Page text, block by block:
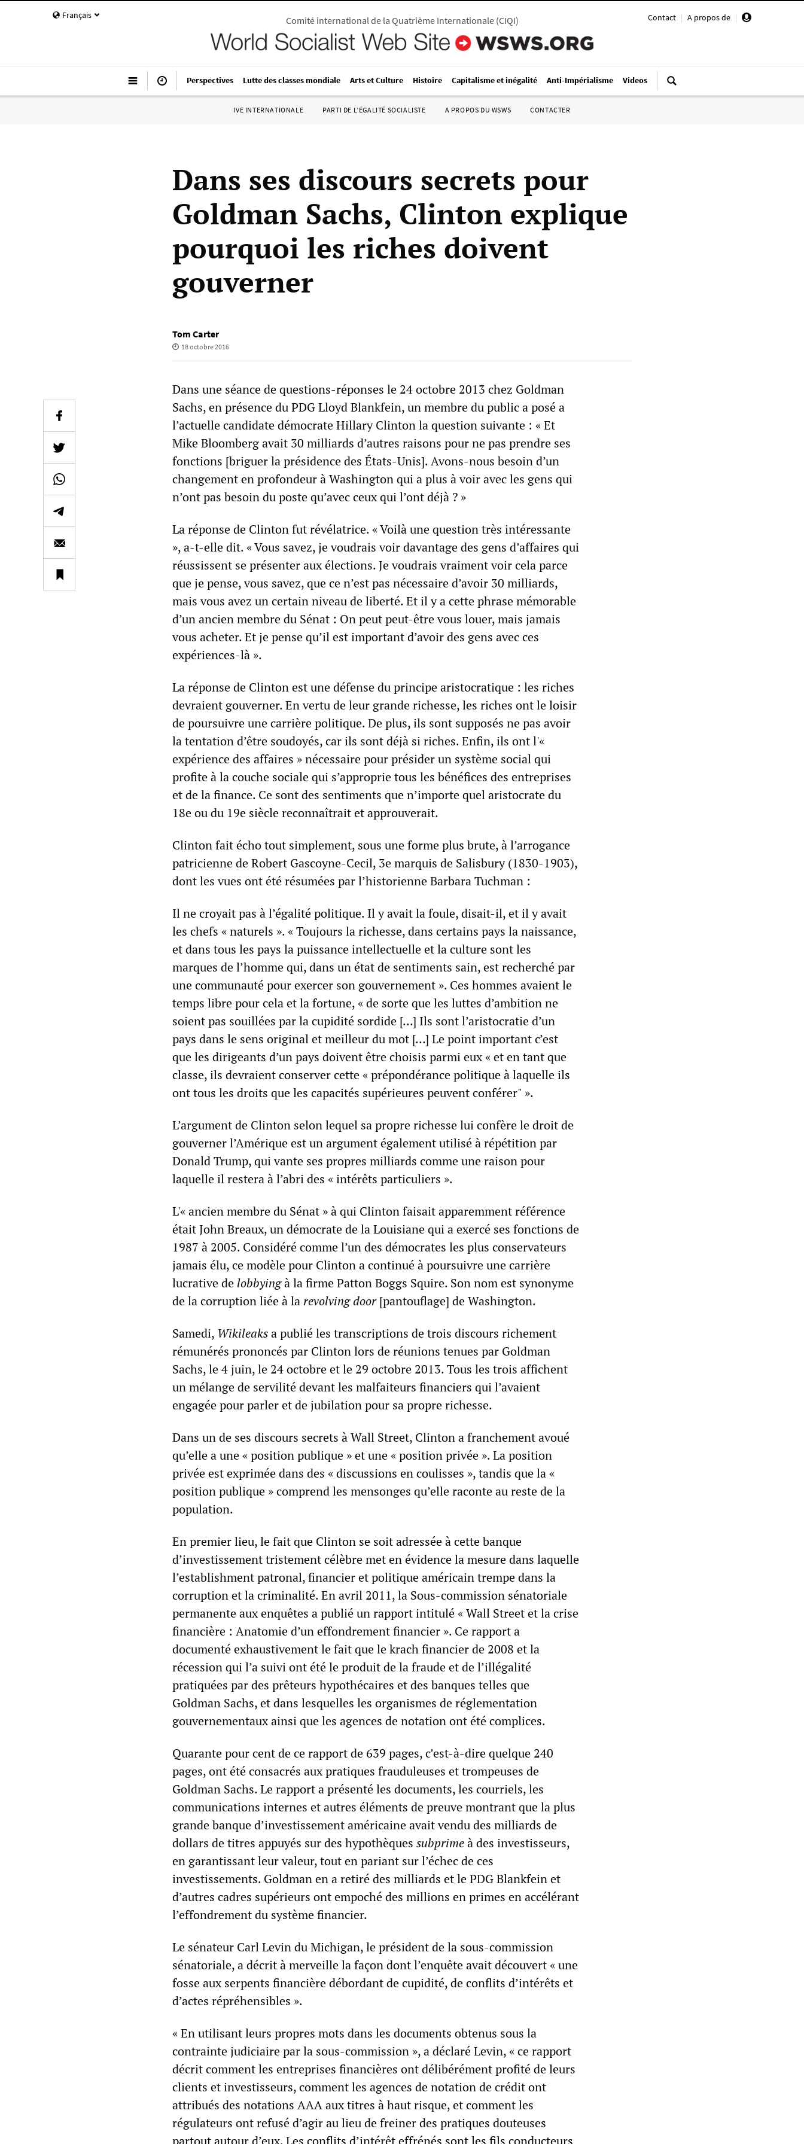
Français Contact | A propos de |
Comité international de la Quatrième Internationale(CIQI)
Perspectives Lutte des classes mondiale Arts et Culture Histoire Capitalisme et inégalité Anti-Impérialisme Videos
IVE INTERNATIONALE PARTI DE L’ÉGALITÉ SOCIALISTE A PROPOS DU WSWS CONTACTER
Dans ses discours secrets pour
Goldman Sachs, Clinton explique
pourquoi les riches doivent
gouverner
Tom Carter
18 octobre 2016
Dans une séance de questions-réponses le 24 octobre 2013 chez Goldman
Sachs, en présence du PDG Lloyd Blankfein, un membre du public a posé a
l’actuelle candidate démocrate Hillary Clinton la question suivante : « Et
Mike Bloomberg avait 30 milliards d’autres raisons pour ne pas prendre ses
fonctions [briguer la présidence des États-Unis]. Avons-nous besoin d’un
changement en profondeur à Washington qui a plus à voir avec les gens qui
n’ont pas besoin du poste qu’avec ceux qui l’ont déjà ? »
La réponse de Clinton fut révélatrice. « Voilà une question très intéressante
», a-t-elle dit. « Vous savez, je voudrais voir davantage des gens d’affaires qui
réussissent se présenter aux élections. Je voudrais vraiment voir cela parce
que je pense, vous savez, que ce n’est pas nécessaire d’avoir 30 milliards,
mais vous avez un certain niveau de liberté. Et il y a cette phrase mémorable
d’un ancien membre du Sénat : On peut peut-être vous louer, mais jamais
vous acheter. Et je pense qu’il est important d’avoir des gens avec ces
expériences-là ».
La réponse de Clinton est une défense du principe aristocratique : les riches
devraient gouverner. En vertu de leur grande richesse, les riches ont le loisir
de poursuivre une carrière politique. De plus, ils sont supposés ne pas avoir
la tentation d’être soudoyés, car ils sont déjà si riches. Enfin, ils ont l'«
expérience des affaires » nécessaire pour présider un système social qui
profite à la couche sociale qui s’approprie tous les bénéfices des entreprises
et de la finance. Ce sont des sentiments que n’importe quel aristocrate du
18e ou du 19e siècle reconnaîtrait et approuverait.
Clinton fait écho tout simplement, sous une forme plus brute, à l’arrogance
patricienne de Robert Gascoyne-Cecil, 3e marquis de Salisbury (1830-1903),
dont les vues ont été résumées par l’historienne Barbara Tuchman :
Il ne croyait pas à l’égalité politique. Il y avait la foule, disait-il, et il y avait
les chefs « naturels ». « Toujours la richesse, dans certains pays la naissance,
et dans tous les pays la puissance intellectuelle et la culture sont les
marques de l’homme qui, dans un état de sentiments sain, est recherché par
une communauté pour exercer son gouvernement ». Ces hommes avaient le
temps libre pour cela et la fortune, « de sorte que les luttes d’ambition ne
soient pas souillées par la cupidité sordide […] Ils sont l’aristocratie d’un
pays dans le sens original et meilleur du mot […] Le point important c’est
que les dirigeants d’un pays doivent être choisis parmi eux « et en tant que
classe, ils devraient conserver cette « prépondérance politique à laquelle ils
ont tous les droits que les capacités supérieures peuvent conférer" ».
L’argument de Clinton selon lequel sa propre richesse lui confère le droit de
gouverner l’Amérique est un argument également utilisé à répétition par
Donald Trump, qui vante ses propres milliards comme une raison pour
laquelle il restera à l’abri des « intérêts particuliers ».
L'« ancien membre du Sénat » à qui Clinton faisait apparemment référence
était John Breaux, un démocrate de la Louisiane qui a exercé ses fonctions de
1987 à 2005. Considéré comme l’un des démocrates les plus conservateurs
jamais élu, ce modèle pour Clinton a continué à poursuivre une carrière
lucrative de lobbyingà la firme Patton Boggs Squire. Son nom est synonyme
de la corruption liée à la revolving door[pantouflage] de Washington.
Samedi, Wikileaksa publié les transcriptions de trois discours richement
rémunérés prononcés par Clinton lors de réunions tenues par Goldman
Sachs, le 4 juin, le 24 octobre et le 29 octobre 2013. Tous les trois affichent
un mélange de servilité devant les malfaiteurs financiers qui l’avaient
engagée pour parler et de jubilation pour sa propre richesse.
Dans un de ses discours secrets à Wall Street, Clinton a franchement avoué
qu’elle a une « position publique » et une « position privée ». La position
privée est exprimée dans des « discussions en coulisses », tandis que la «
position publique » comprend les mensonges qu’elle raconte au reste de la
population.
En premier lieu, le fait que Clinton se soit adressée à cette banque
d’investissement tristement célèbre met en évidence la mesure dans laquelle
l’establishment patronal, financier et politique américain trempe dans la
corruption et la criminalité. En avril 2011, la Sous-commission sénatoriale
permanente aux enquêtes a publié un rapport intitulé « Wall Street et la crise
financière : Anatomie d’un effondrement financier ». Ce rapport a
documenté exhaustivement le fait que le krach financier de 2008 et la
récession qui l’a suivi ont été le produit de la fraude et de l’illégalité
pratiquées par des prêteurs hypothécaires et des banques telles que
Goldman Sachs, et dans lesquelles les organismes de réglementation
gouvernementaux ainsi que les agences de notation ont été complices.
Quarante pour cent de ce rapport de 639 pages, c’est-à-dire quelque 240
pages, ont été consacrés aux pratiques frauduleuses et trompeuses de
Goldman Sachs. Le rapport a présenté les documents, les courriels, les
communications internes et autres éléments de preuve montrant que la plus
grande banque d’investissement américaine avait vendu des milliards de
dollars de titres appuyés sur des hypothèques subprimeà des investisseurs,
en garantissant leur valeur, tout en pariant sur l’échec de ces
investissements. Goldman en a retiré des milliards et le PDG Blankfein et
d’autres cadres supérieurs ont empoché des millions en primes en accélérant
l’effondrement du système financier.
Le sénateur Carl Levin du Michigan, le président de la sous-commission
sénatoriale, a décrit à merveille la façon dont l’enquête avait découvert « une
fosse aux serpents financière débordant de cupidité, de conflits d’intérêts et
d’actes répréhensibles ».
« En utilisant leurs propres mots dans les documents obtenus sous la
contrainte judiciaire par la sous-commission », a déclaré Levin, « ce rapport
décrit comment les entreprises financières ont délibérément profité de leurs
clients et investisseurs, comment les agences de notation de crédit ont
attribués des notations AAA aux titres à haut risque, et comment les
régulateurs ont refusé d’agir au lieu de freiner des pratiques douteuses
partout autour d’eux. Les conflits d’intérêt effrénés sont les fils conducteurs